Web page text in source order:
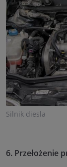
Silnik diesla
6. Przełożenie